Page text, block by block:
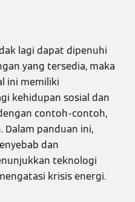
lagi dapat dipenuhi
yang tersedia, maka
ini memiliki
kehidupan sosial dan
contoh-contoh,
Dalam panduan ini,
dan
teknologi
krisis energi.